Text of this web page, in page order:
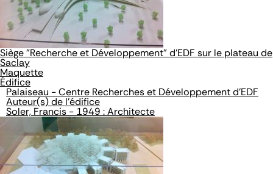
Siège "Recherche et Développement" d'EDF sur le plateau de
Saclay
Maquette
Édifice
Palaiseau - Centre Recherches et Développement d'EDF
Auteur(s) de l'édifice
Soler, Francis - 1949 : Architecte